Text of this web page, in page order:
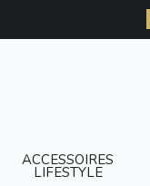
ACCESSOIRES
LIFESTYLE